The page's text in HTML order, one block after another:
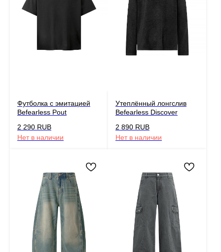
Футболка с эмитацией
Befearless Pout
2 290 RUB
Нет в наличии
Утеплённый лонгслив
Befearless Discover
2 890 RUB
Нет в наличии